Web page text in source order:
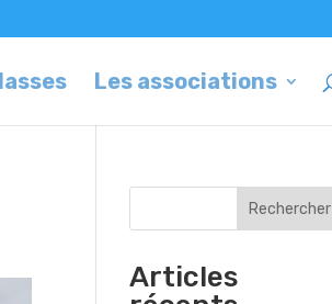
Les associations
Rechercher
Articles